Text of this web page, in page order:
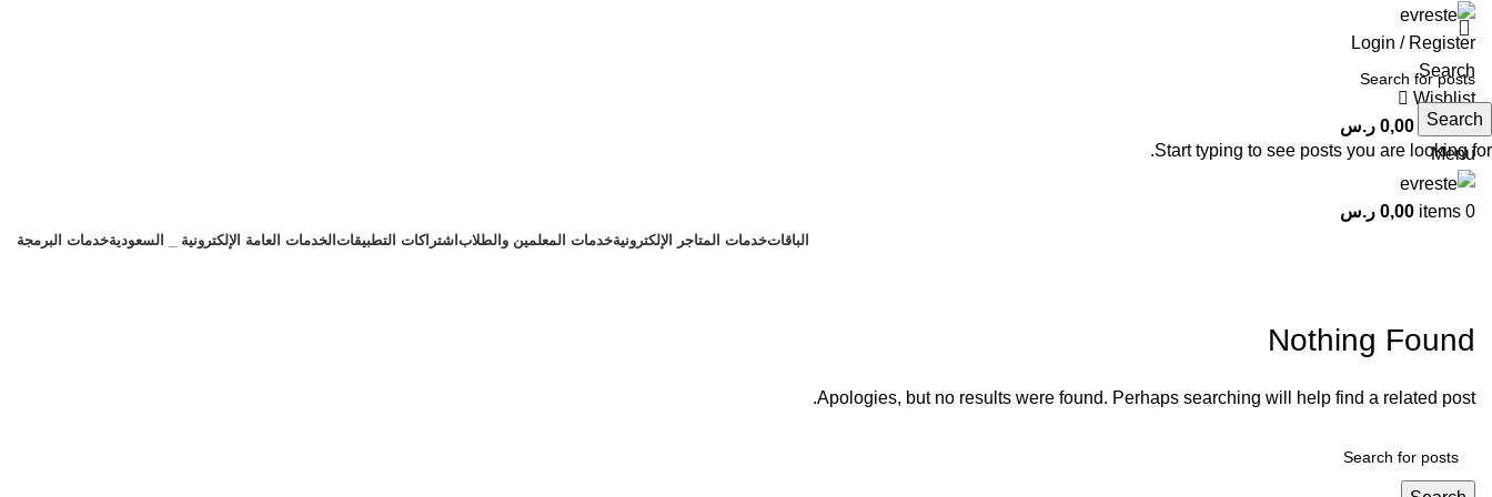
Login / Register
Search
Wishlist
0
items
0,00 ر.س
Menu
0
items
0,00 ر.س
الباقاتخدمات المتاجر الإلكترونيةخدمات المعلمين والطلاباشتراكات التطبيقاتالخدمات العامة الإلكترونية _ السعوديةخدمات البرمجة
Nothing Found
Apologies, but no results were found. Perhaps searching will help find a related post.
Search
Start typing to see posts you are looking for.